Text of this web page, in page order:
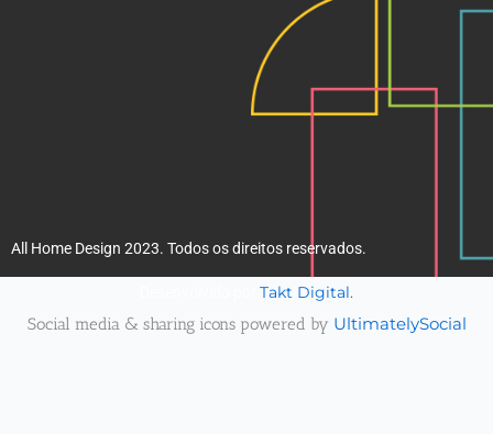
All Home Design 2023. Todos os direitos reservados.
Takt Digital.
Social media & sharing icons powered by UltimatelySocial